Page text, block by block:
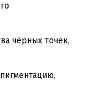
чёрных точек,